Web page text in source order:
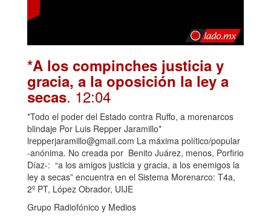
*A los compinches justicia y
gracia, a la oposición la ley a
secas. 12:04
*Todo el poder del Estado contra Ruffo, a morenarcos
blindaje Por Luis Repper Jaramillo*
lrepperjaramillo@gmail.com La máxima político/popular
-anónima. No creada por Benito Juárez, menos, Porfirio
Díaz-: “a los amigos justicia y gracia, a los enemigos la
ley a secas” encuentra en el Sistema Morenarco: T4a,
2º PT, López Obrador, UIJE
Grupo Radiofónico y Medios